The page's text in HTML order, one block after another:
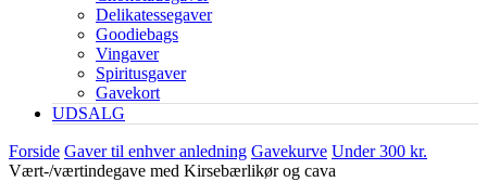
Delikatessegaver
Goodiebags
Vingaver
Spiritusgaver
Gavekort
UDSALG
Forside Gaver til enhver anledning Gavekurve Under 300 kr.
Vært-/værtindegave med Kirsebærlikør og cava